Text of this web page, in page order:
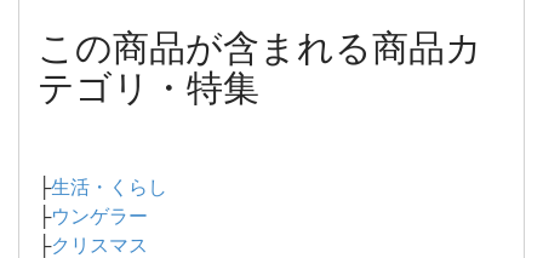
この商品が含まれる商品カ
テゴリ・特集
├生活・くらし
├ウンゲラー
├クリスマス